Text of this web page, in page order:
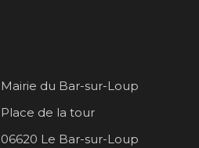
Mairie du Bar-sur-Loup
Place de la tour
06620 Le Bar-sur-Loup